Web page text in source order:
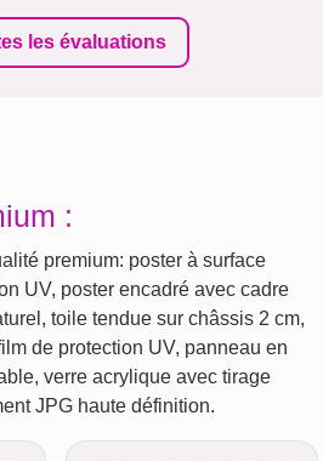
les évaluations
:
premium: poster à surface
UV, poster encadré avec cadre
toile tendue sur châssis 2 cm,
de protection UV, panneau en
verre acrylique avec tirage
JPG haute définition.